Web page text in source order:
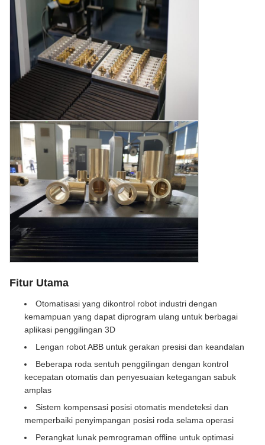
Fitur Utama
Otomatisasi yang dikontrol robot industri dengan
kemampuan yang dapat diprogram ulang untuk berbagai
aplikasi penggilingan 3D
Lengan robot ABB untuk gerakan presisi dan keandalan
Beberapa roda sentuh penggilingan dengan kontrol
kecepatan otomatis dan penyesuaian ketegangan sabuk
amplas
Sistem kompensasi posisi otomatis mendeteksi dan
memperbaiki penyimpangan posisi roda selama operasi
Perangkat lunak pemrograman offline untuk optimasi